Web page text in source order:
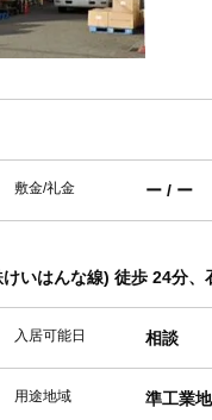
敷金/礼金 ー / ー
いはんな線) 徒歩 24分
入居可能日 相談
用途地域 準工業